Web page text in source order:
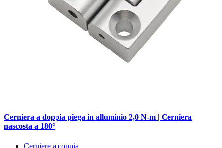
Cerniera a doppia piega in alluminio 2,0 N-m | Cerniera
nascosta a 180°
Cerniere a coppia